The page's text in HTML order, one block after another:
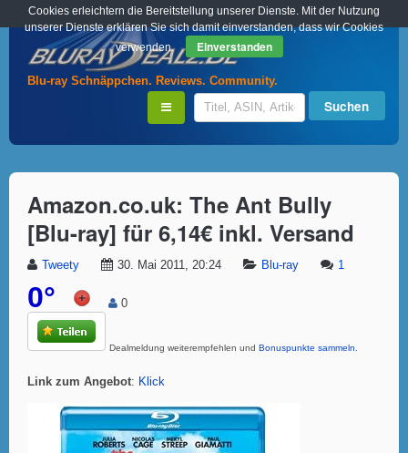
Blu-ray Schnäppchen. Reviews. Community.
Amazon.co.uk: The Ant Bully
[Blu-ray] für 6,14€ inkl. Versand
Tweety 30. Mai 2011, 20:24 Blu-ray 1
0° 0
Dealmeldung weiterempfehlen und Bonuspunkte sammeln
Link zum Angebot: Klick
Cookies erleichtern die Bereitstellung unserer Dienste. Mit der Nutzung
unserer Dienste erklären Sie sich damit einverstanden, dass wir Cookies
verwenden.
Einverstanden